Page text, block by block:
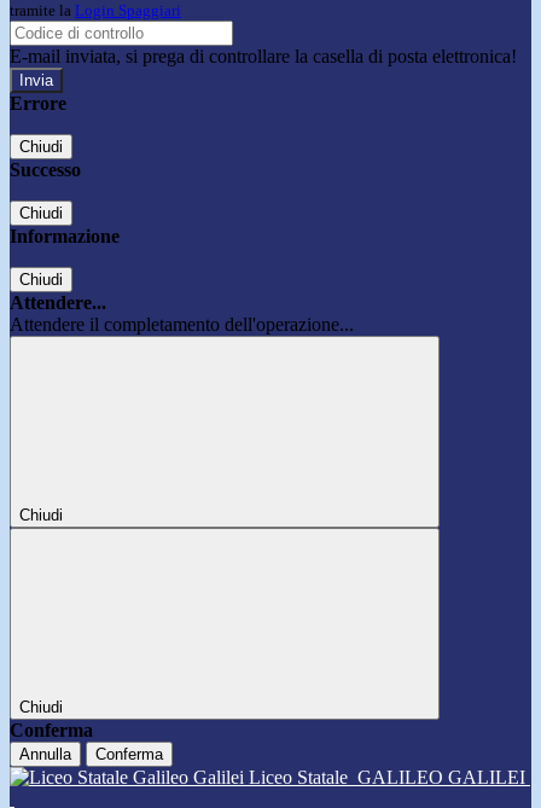
tramite la Login Spaggiari
E-mail inviata, si prega di controllare la casella di posta elettronica!
Errore
Chiudi
Successo
Chiudi
Informazione
Chiudi
Attendere...
Attendere il completamento dell'operazione...
Chiudi
Chiudi
Conferma
Annulla Conferma
Liceo Statale GALILEO GALILEI